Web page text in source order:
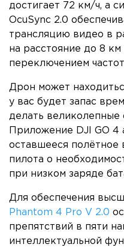
достигает 72 км/ч, а
OcuSync 2.0
трансляцию видео в
на расстояние до 8 км
переключением
Дрон может
у вас будет запас
делать
Приложение DJI GO 4
оставшееся
пилота о
при низком заряде
Для обеспечения
Phantom 4 Pro V 2.0
препятствий в пяти
интеллектуальной